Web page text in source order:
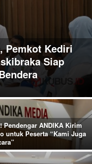
Pemkot Kediri
Siap
Pendengar ANDIKA Kirim
untuk Peserta “Kami Juga